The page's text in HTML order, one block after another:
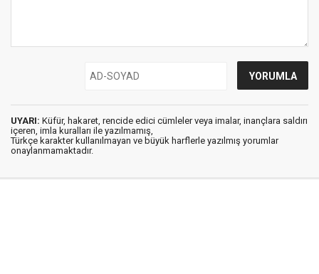
UYARI: Küfür, hakaret, rencide edici cümleler veya imalar, inançlara saldırı
içeren, imla kuralları ile yazılmamış,
Türkçe karakter kullanılmayan ve büyük harflerle yazılmış yorumlar
onaylanmamaktadır.